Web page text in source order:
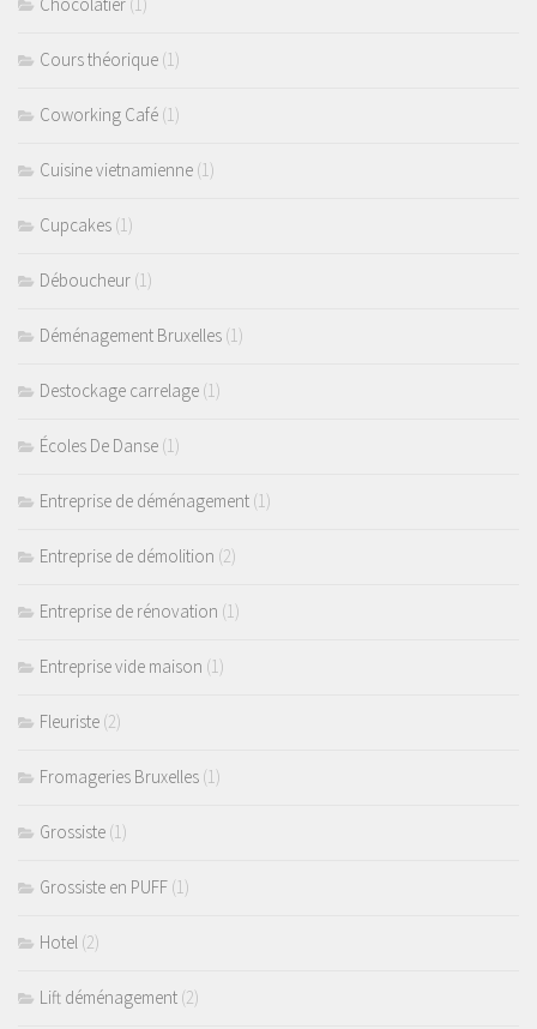
Cours théorique (1)
Coworking Café (1)
Cuisine vietnamienne (1)
Cupcakes (1)
Déboucheur (1)
Déménagement Bruxelles (1)
Destockage carrelage (1)
Écoles De Danse (1)
Entreprise de déménagement (1)
Entreprise de démolition (2)
Entreprise de rénovation (1)
Entreprise vide maison (1)
Fleuriste (2)
Fromageries Bruxelles (1)
Grossiste (1)
Grossiste en PUFF (1)
Hotel (2)
Lift déménagement (2)